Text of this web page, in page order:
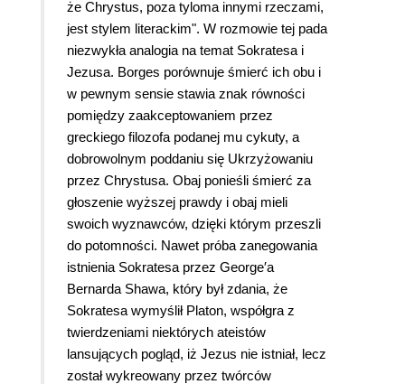
że Chrystus, poza tyloma innymi rzeczami,
jest stylem literackim". W rozmowie tej pada
niezwykła analogia na temat Sokratesa i
Jezusa. Borges porównuje śmierć ich obu i
w pewnym sensie stawia znak równości
pomiędzy zaakceptowaniem przez
greckiego filozofa podanej mu cykuty, a
dobrowolnym poddaniu się Ukrzyżowaniu
przez Chrystusa. Obaj ponieśli śmierć za
głoszenie wyższej prawdy i obaj mieli
swoich wyznawców, dzięki którym przeszli
do potomności. Nawet próba zanegowania
istnienia Sokratesa przez George′a
Bernarda Shawa, który był zdania, że
Sokratesa wymyślił Platon, współgra z
twierdzeniami niektórych ateistów
lansujących pogląd, iż Jezus nie istniał, lecz
został wykreowany przez twórców